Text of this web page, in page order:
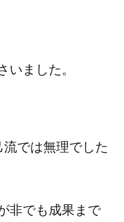
いました。
では無理でした
非でも成果まで